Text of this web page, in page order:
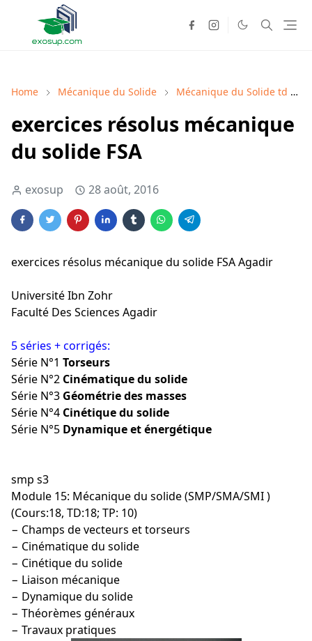
Home Mécanique du Solide Mécanique du Solide td
exercices résolus mécanique
du solide FSA
exosup 28 août, 2016
exercices résolus mécanique du solide FSA Agadir
Université Ibn Zohr
Faculté Des Sciences Agadir
5 séries + corrigés:
Série N°1 Torseurs
Série N°2 Cinématique du solide
Série N°3 Géométrie des masses
Série N°4 Cinétique du solide
Série N°5 Dynamique et énergétique
smp s3
Module 15: Mécanique du solide (SMP/SMA/SMI )
(Cours:18, TD:18; TP: 10)
− Champs de vecteurs et torseurs
− Cinématique du solide
− Cinétique du solide
− Liaison mécanique
− Dynamique du solide
− Théorèmes généraux
− Travaux pratiques